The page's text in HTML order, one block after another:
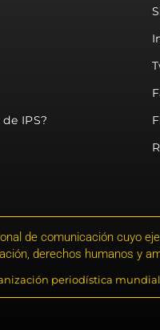
IPS?
de comunicación cuyo
derechos humanos y
periodística